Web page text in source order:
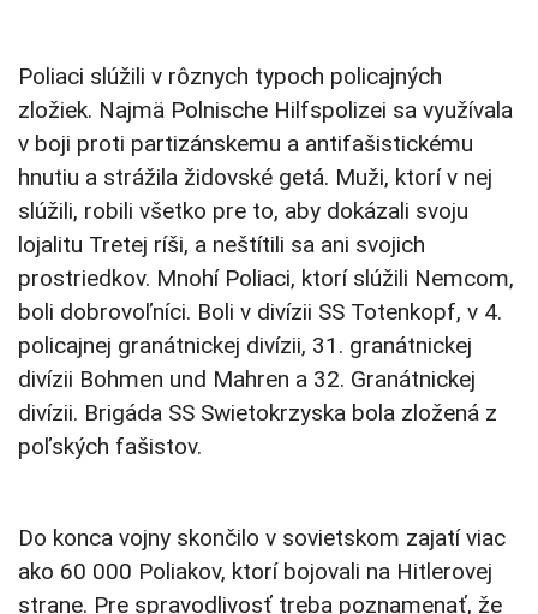
Poliaci slúžili v rôznych typoch policajných
zložiek. Najmä Polnische Hilfspolizei sa využívala
v boji proti partizánskemu a antifašistickému
hnutiu a strážila židovské getá. Muži, ktorí v nej
slúžili, robili všetko pre to, aby dokázali svoju
lojalitu Tretej ríši, a neštítili sa ani svojich
prostriedkov. Mnohí Poliaci, ktorí slúžili Nemcom,
boli dobrovoľníci. Boli v divízii SS Totenkopf, v 4.
policajnej granátnickej divízii, 31. granátnickej
divízii Bohmen und Mahren a 32. Granátnickej
divízii. Brigáda SS Swietokrzyska bola zložená z
poľských fašistov.
Do konca vojny skončilo v sovietskom zajatí viac
ako 60 000 Poliakov, ktorí bojovali na Hitlerovej
strane. Pre spravodlivosť treba poznamenať, že